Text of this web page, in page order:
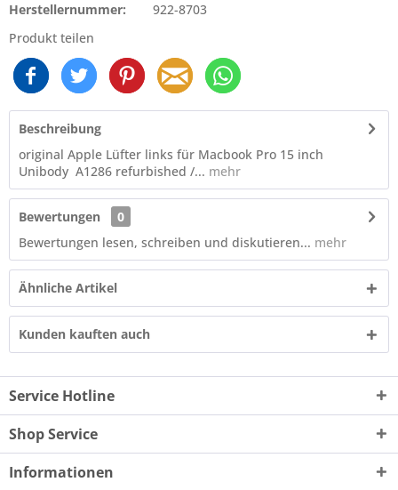
Herstellernummer:
922-8703
Produkt teilen
Beschreibung
original Apple Lüfter links für Macbook Pro 15 inch
Unibody A1286 refurbished /... mehr
Bewertungen
0
Bewertungen lesen, schreiben und diskutieren... mehr
Ähnliche Artikel
Kunden kauften auch
Service Hotline
Shop Service
Informationen